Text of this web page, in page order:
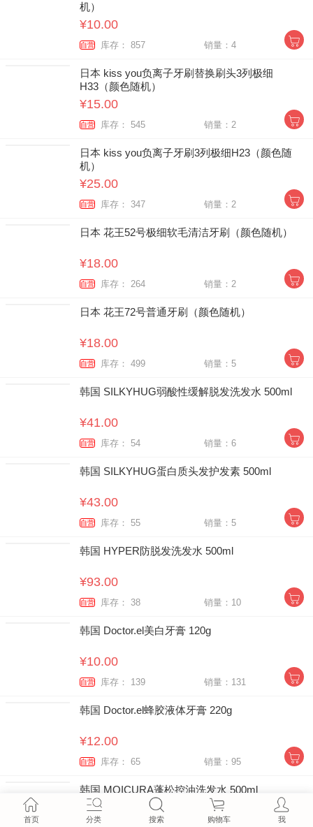
机）
¥10.00
自营 库存： 857 销量：4
日本 kiss you负离子牙刷替换刷头3列极细
H33（颜色随机）
¥15.00
自营 库存： 545 销量：2
日本 kiss you负离子牙刷3列极细H23（颜色随
机）
¥25.00
自营 库存： 347 销量：2
日本 花王52号极细软毛清洁牙刷（颜色随机）
¥18.00
自营 库存： 264 销量：2
日本 花王72号普通牙刷（颜色随机）
¥18.00
自营 库存： 499 销量：5
韩国 SILKYHUG弱酸性缓解脱发洗发水 500ml
¥41.00
自营 库存： 54 销量：6
韩国 SILKYHUG蛋白质头发护发素 500ml
¥43.00
自营 库存： 55 销量：5
韩国 HYPER防脱发洗发水 500ml
¥93.00
自营 库存： 38 销量：10
韩国 Doctor.el美白牙膏 120g
¥10.00
自营 库存： 139 销量：131
韩国 Doctor.el蜂胶液体牙膏 220g
¥12.00
自营 库存： 65 销量：95
韩国 MOICURA蓬松控油洗发水 500ml
¥72.00
首页 分类 搜索 购物车 我